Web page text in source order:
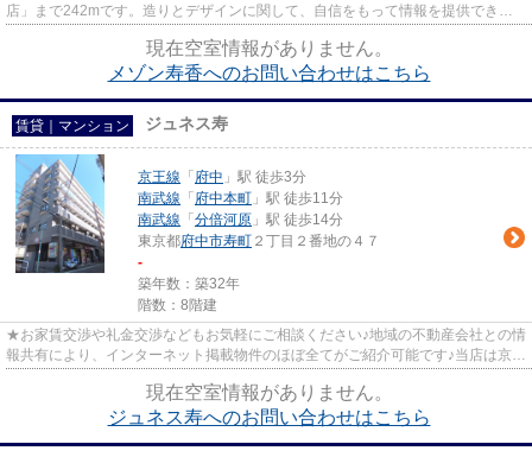
店」まで242mです。造りとデザインに関して、自信をもって情報を提供できる
現在空室情報がありません。
メゾン寿香へのお問い合わせはこちら
賃貸｜マンション ジュネス寿
京王線 「 府中 」駅 徒歩3分
南武線 「 府中本町 」駅 徒歩11分
南武線 「 分倍河原 」駅 徒歩14分
東京都府中市寿町 ２丁目２番地の４７
-
築年数：築32年
階数：8階建
★お家賃交渉や礼金交渉などもお気軽にご相談ください♪地域の不動産会社との情
報共有により、インターネット掲載物件のほぼ全てがご紹介可能です♪当店は京王
現在空室情報がありません。
ジュネス寿へのお問い合わせはこちら